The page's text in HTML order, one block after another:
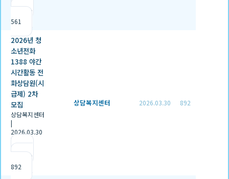
조회
561
2026년 청
소년전화
1388 야간
시간활동 전
화상담원(시
급제) 2차
모집
상담복지센터
|
2026.03.30
|
조회
892
상담복지센터 2026.03.30 892